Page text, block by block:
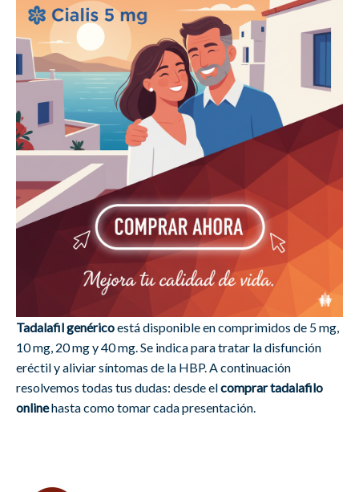
Tadalafil genéricoestá disponible en comprimidos de 5 mg,
10 mg, 20 mg y 40 mg. Se indica para tratar la disfunción
eréctil y aliviar síntomas de la HBP. A continuación
resolvemos todas tus dudas: desde elcomprar tadalafilo
onlinehasta como tomar cada presentación.